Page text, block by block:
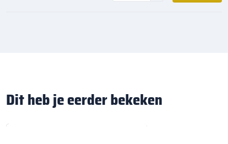
Dit heb je eerder bekeken